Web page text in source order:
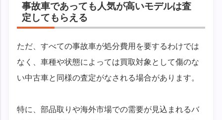
事故車であっても人気が高いモデルは査
定してもらえる
ただ、すべての事故車が処分費用を要するわけでは
なく、車種や状態によっては買取対象として傷のな
い中古車と同様の査定がなされる場合があります。
特に、部品取りや海外市場での需要が見込まれるバ